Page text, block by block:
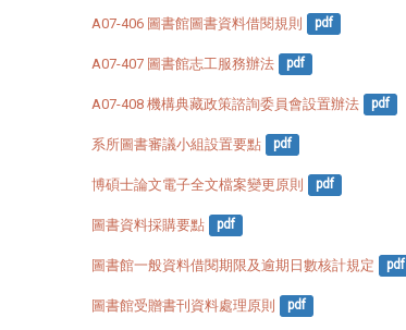
A07-406 圖書館圖書資料借閱規則 pdf
A07-407 圖書館志工服務辦法 pdf
A07-408 機構典藏政策諮詢委員會設置辦法 pdf
系所圖書審議小組設置要點 pdf
博碩士論文電子全文檔案變更原則 pdf
圖書資料採購要點 pdf
圖書館一般資料借閱期限及逾期日數核計規定 pdf
圖書館受贈書刊資料處理原則 pdf